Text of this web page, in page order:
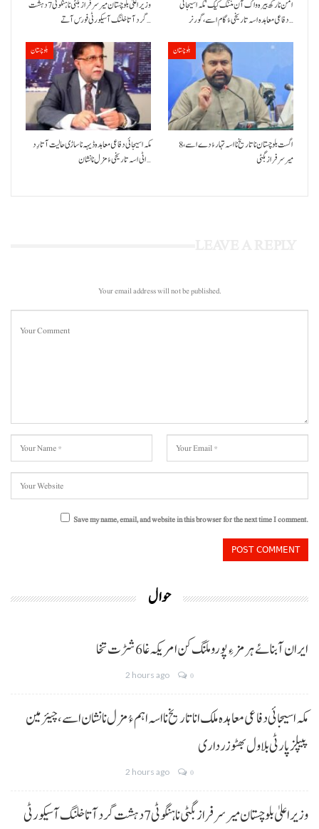
وزیراعلیٰ بلوچستان میر سرفراز بگٹی نا ہنگو ٹی 7 دہشت
گرد آتا خلنگ آ سیکورٹی فورس آتے…
امن نا رکھ بیرہ واک آن مننگ کیک‘ مکہ اسیجائی
دفاعی معاہدہ اسہ تاریخی ءُ گام اسے،گورنر…
بلوچستان
مکہ اسیجائی دفاعی معاہدہ ڈیہہ نا ساڑی حالیت آتا رِد
اٹی اسہ تاریخی ءُ مزل نا نشان…
بلوچستان
8 اگست بلوچستان نا تاریخ نا اسہ تہار ءُ دے اسے،
میرسرفراز بگٹی
Your email address will not be published.
Save my name, email, and website in this browser for the next time I comment.
حوال
ایران آبنائے ہرمز ءِ پورو ملنگ کن امریکہ غا 6 شڑت تخا
2 hours ago 0
مکہ اسیجائی دفاعی معاہدہ ملک انا تاریخ نا اسہ اہم ءُ مزل نا نشان اسے، چیئرمین
پیپلز پارٹی بلاول بھٹو زرداری
2 hours ago 0
وزیراعلیٰ بلوچستان میر سرفراز بگٹی نا ہنگو ٹی 7 دہشت گرد آتا خلنگ آ سیکورٹی